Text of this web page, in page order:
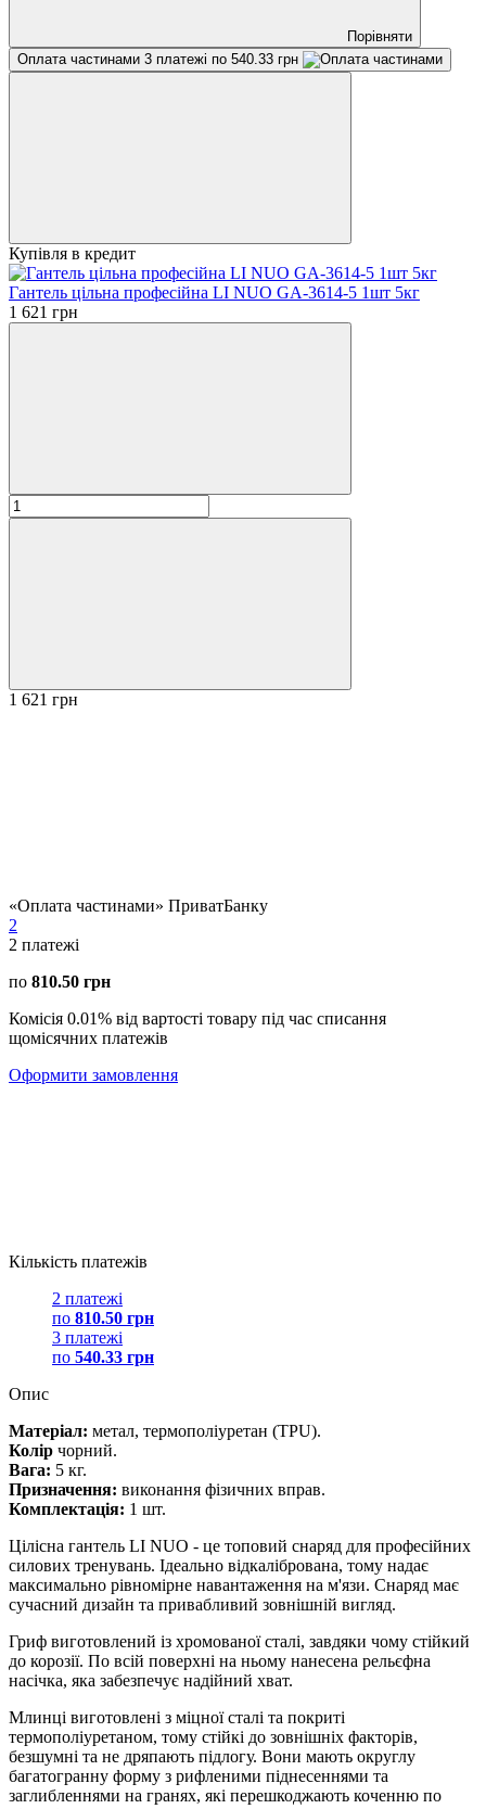
Порівняти
Оплата частинами 3 платежі по 540.33 грн
Купівля в кредит
Гантель цільна професійна LI NUO GA-3614-5 1шт 5кг
1 621 грн
1 621 грн
«Оплата частинами» ПриватБанку
2
2 платежі
по 810.50 грн
Комісія 0.01% від вартості товару під час списання
щомісячних платежів
Оформити замовлення
Кількість платежів
2 платежі
по 810.50 грн
3 платежі
по 540.33 грн
Опис
Матеріал: метал, термополіуретан (TPU).
Колір чорний.
Вага: 5 кг.
Призначення: виконання фізичних вправ.
Комплектація: 1 шт.
Цілісна гантель LI NUO - це топовий снаряд для професійних
силових тренувань. Ідеально відкалібрована, тому надає
максимально рівномірне навантаження на м'язи. Снаряд має
сучасний дизайн та привабливий зовнішній вигляд.
Гриф виготовлений із хромованої сталі, завдяки чому стійкий
до корозії. По всій поверхні на ньому нанесена рельєфна
насічка, яка забезпечує надійний хват.
Млинці виготовлені з міцної сталі та покриті
термополіуретаном, тому стійкі до зовнішніх факторів,
безшумні та не дряпають підлогу. Вони мають округлу
багатогранну форму з рифленими піднесеннями та
заглибленнями на гранях, які перешкоджають коченню по